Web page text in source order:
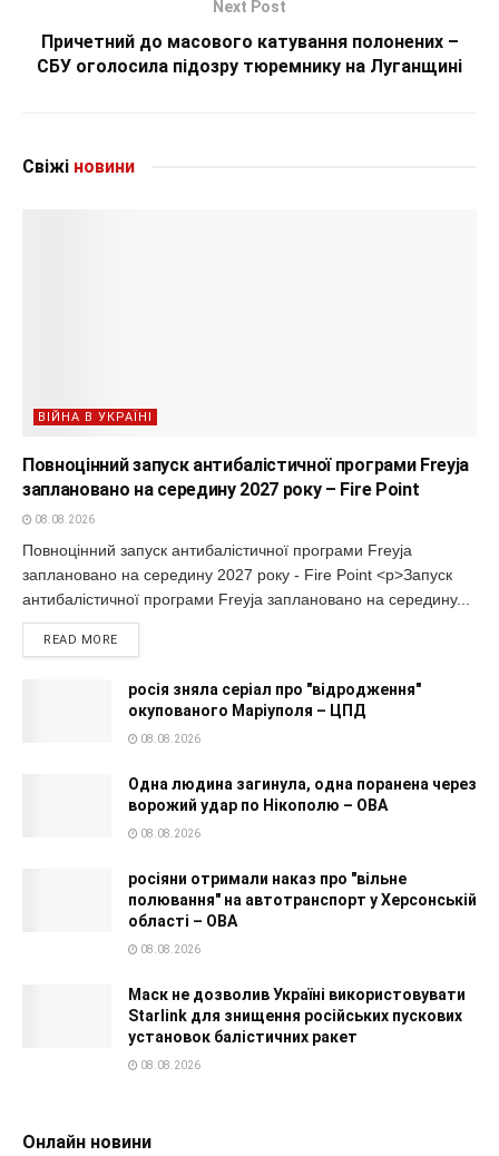
Next Post
Причетний до масового катування полонених –
СБУ оголосила підозру тюремнику на Луганщині
Свіжі новини
ВІЙНА В УКРАЇНІ
Повноцінний запуск антибалістичної програми Freyja
заплановано на середину 2027 року – Fire Point
08.08.2026
Повноцінний запуск антибалістичної програми Freyja
заплановано на середину 2027 року - Fire Point <p>Запуск
антибалістичної програми Freyja заплановано на середину...
READ MORE
росія зняла серіал про "відродження"
окупованого Маріуполя – ЦПД
08.08.2026
Одна людина загинула, одна поранена через
ворожий удар по Нікополю – ОВА
08.08.2026
росіяни отримали наказ про "вільне
полювання" на автотранспорт у Херсонській
області – ОВА
08.08.2026
Маск не дозволив Україні використовувати
Starlink для знищення російських пускових
установок балістичних ракет
08.08.2026
Онлайн новини